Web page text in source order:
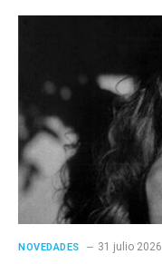
NOVEDADES 31 julio 2026